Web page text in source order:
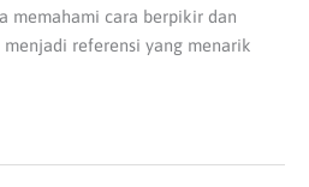
memahami cara berpikir dan
referensi yang menarik